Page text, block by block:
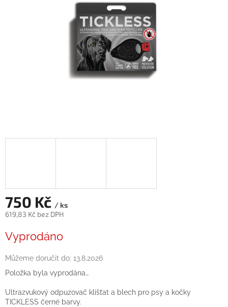
750 Kč / ks
619,83 Kč bez DPH
cena:
Vyprodáno
Můžeme doručit do: 13.8.2026
Položka byla vyprodána…
Ultrazvukový odpuzovač klíšťat a blech pro psy a kočky
TICKLESS černé barvy.